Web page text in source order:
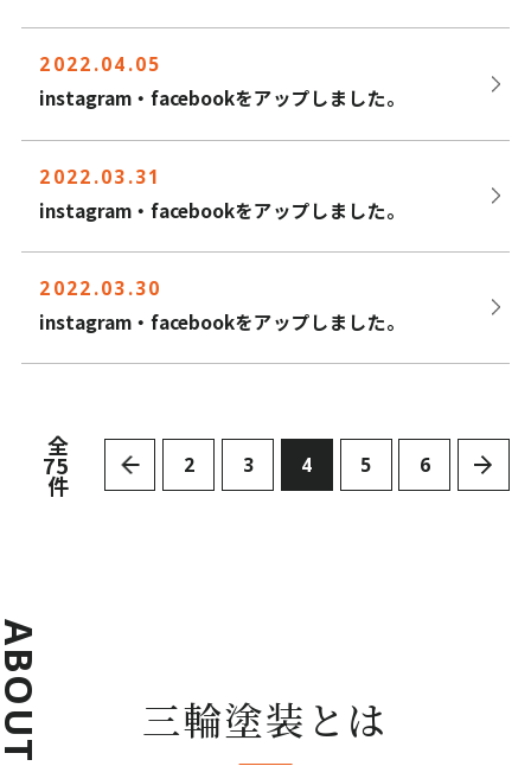
2022.04.05
instagram・facebookをアップしました。
2022.03.31
instagram・facebookをアップしました。
2022.03.30
instagram・facebookをアップしました。
全
75
件
2 3 4 5 6
三輪塗装とは